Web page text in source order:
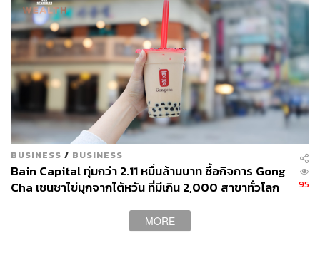
BUSINESS / BUSINESS
Bain Capital ทุ่มกว่า 2.11 หมื่นล้านบาท ซื้อกิจการ Gong
Cha เชนชาไข่มุกจากไต้หวัน ที่มีเกิน 2,000 สาขาทั่วโลก
95
MORE